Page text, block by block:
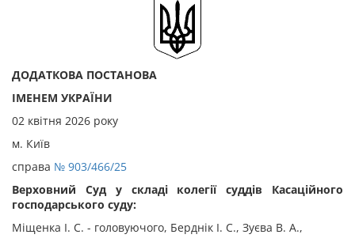
ДОДАТКОВА ПОСТАНОВА
ІМЕНЕМ УКРАЇНИ
02 квітня 2026 року
м. Київ
cправа № 903/466/25
Верховний Суд у складі колегії суддів Касаційного
господарського суду:
Міщенка І. С. - головуючого, Берднік І. С., Зуєва В. А.,